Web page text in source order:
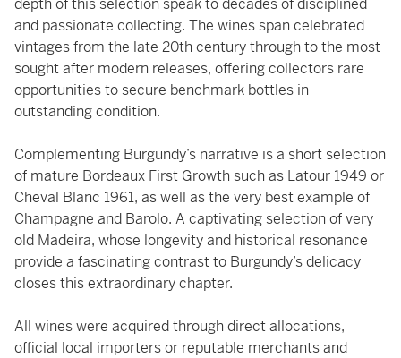
depth of this selection speak to decades of disciplined
and passionate collecting. The wines span celebrated
vintages from the late 20th century through to the most
sought after modern releases, offering collectors rare
opportunities to secure benchmark bottles in
outstanding condition.
Complementing Burgundy’s narrative is a short selection
of mature Bordeaux First Growth such as Latour 1949 or
Cheval Blanc 1961, as well as the very best example of
Champagne and Barolo. A captivating selection of very
old Madeira, whose longevity and historical resonance
provide a fascinating contrast to Burgundy’s delicacy
closes this extraordinary chapter.
All wines were acquired through direct allocations,
official local importers or reputable merchants and